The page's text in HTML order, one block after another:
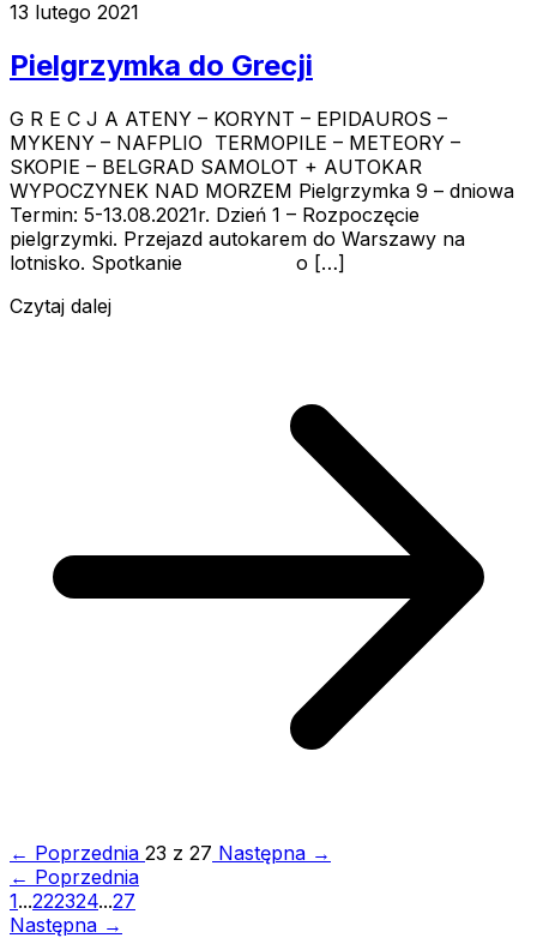
13 lutego 2021
Pielgrzymka do Grecji
G R E C J A ATENY – KORYNT – EPIDAUROS –
MYKENY – NAFPLIO TERMOPILE – METEORY –
SKOPIE – BELGRAD SAMOLOT + AUTOKAR
WYPOCZYNEK NAD MORZEM Pielgrzymka 9 – dniowa
Termin: 5-13.08.2021r. Dzień 1 – Rozpoczęcie
pielgrzymki. Przejazd autokarem do Warszawy na
lotnisko. Spotkanie o […]
Czytaj dalej
← Poprzednia 23 z 27 Następna →
← Poprzednia
1...222324...27
Następna →